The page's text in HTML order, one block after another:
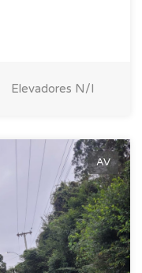
Elevadores N/I
AV